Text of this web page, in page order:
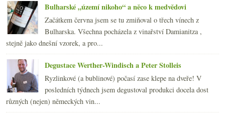
►2014(254)
►2013(249)
► 2012(254)
►2011(252)
►2010(249)
2009 (249)
►2008(270)
►2007(108)
Bulharské „území nikoho“ a něco k medvědovi
Začátkem června jsem se tu zmiňoval o třech vínech z
Bulharska. Všechna pocházela z vinařství Damianitza ,
stejně jako dnešní vzorek, a pro...
Degustace Werther-Windisch a Peter Stolleis
Ryzlinkové (a bublinové) počasí zase klepe na dveře! V
posledních týdnech jsem degustoval produkci docela dost
různých (nejen) německých vin...